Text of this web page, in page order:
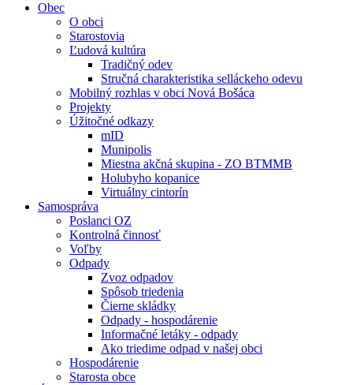
Obec
O obci
Starostovia
Ľudová kultúra
Tradičný odev
Stručná charakteristika selláckeho odevu
Mobilný rozhlas v obci Nová Bošáca
Projekty
Úžitočné odkazy
mID
Munipolis
Miestna akčná skupina - ZO BTMMB
Holubyho kopanice
Virtuálny cintorín
Samospráva
Poslanci OZ
Kontrolná činnosť
Voľby
Odpady
Zvoz odpadov
Spôsob triedenia
Čierne skládky
Odpady - hospodárenie
Informačné letáky - odpady
Ako triedime odpad v našej obci
Hospodárenie
Starosta obce